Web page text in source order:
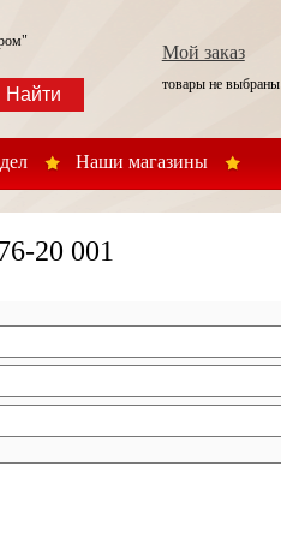
Наши магазины
Найти
Мой заказ
товары не выбраны
20 001